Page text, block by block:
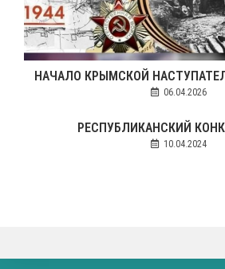
НАЧАЛО КРЫМСКОЙ
06.04.2026
РЕСПУБЛИКАНСКИЙ
10.04.2024